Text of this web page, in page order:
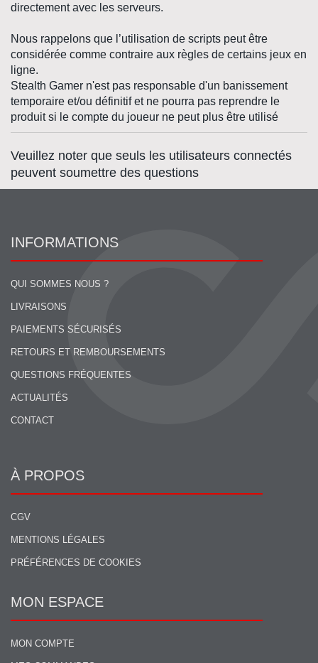
directement avec les serveurs.
Nous rappelons que l’utilisation de scripts peut être
considérée comme contraire aux règles de certains jeux en
ligne.
Stealth Gamer n'est pas responsable d'un banissement
temporaire et/ou définitif et ne pourra pas reprendre le
produit si le compte du joueur ne peut plus être utilisé
Veuillez noter que seuls les utilisateurs connectés
peuvent soumettre des questions
INFORMATIONS
QUI SOMMES NOUS ?
LIVRAISONS
PAIEMENTS SÉCURISÉS
RETOURS ET REMBOURSEMENTS
QUESTIONS FRÉQUENTES
ACTUALITÉS
CONTACT
À PROPOS
CGV
MENTIONS LÉGALES
PRÉFÉRENCES DE COOKIES
MON ESPACE
MON COMPTE